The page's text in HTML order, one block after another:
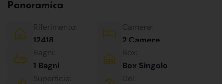
Panoramica
Riferimento:
12418
Camere:
2 Camere
Bagni:
1 Bagni
Box:
Box Singolo
Superficie:
Del: